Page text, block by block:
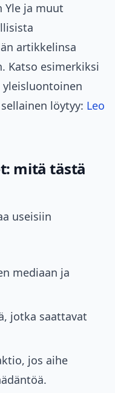
Yle ja muut
artikkelinsa
Katso esimerkiksi
löytyy: Leo
mitä tästä
useisiin
mediaan ja
jotka saattavat
jos aihe